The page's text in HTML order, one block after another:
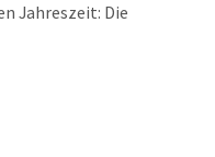
Jahreszeit: Die